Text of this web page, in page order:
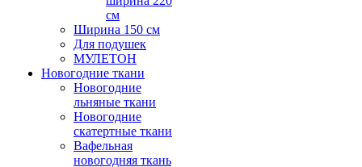
см
Ширина 150 см
Для подушек
МУЛЕТОН
Новогодние ткани
Новогодние
льняные ткани
Новогодние
скатертные ткани
Вафельная
новогодняя ткань